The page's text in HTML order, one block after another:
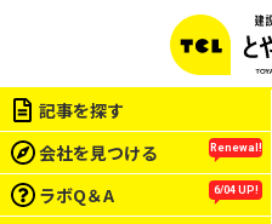
記事を探す
会社を見つける
Renewal!
ラボQ＆A 6/04 UP!
この会社をもっと研究する